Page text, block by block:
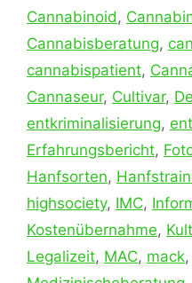
Cannabinoid ,
Cannabisberatung,
cannabispatient,
Cannaseur, Cultivar,
entkriminalisierung,
Erfahrungsbericht,
Hanfsorten,
highsociety, IMC,
Kostenübernahme,
Legalizeit, MAC, mack,